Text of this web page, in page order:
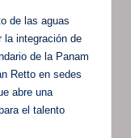
de las aguas
la integración de
de la Panam
Retto en sedes
abre una
el talento